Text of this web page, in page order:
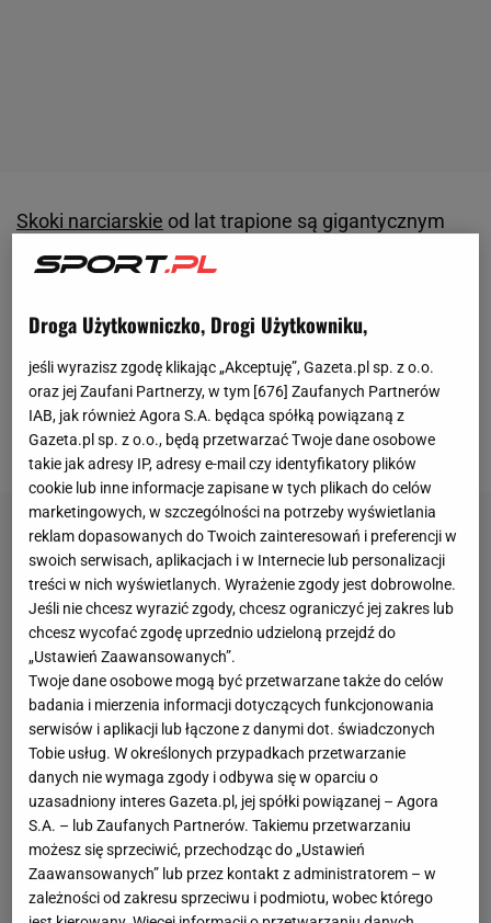
Skoki narciarskie od lat trapione są gigantycznym
problemem, jakim jest kurcząca się liczba
zaobserwować podczas kwalifikacji, których
rywalizacji liczy się też coraz mniej krajów, a słabsze
nacje nie są w stanie się przebić. Wygląda na to, że
jedna z nich w końcu powiedziała: "dość".
Droga Użytkowniczko, Drogi Użytkowniku,
jeśli wyrazisz zgodę klikając „Akceptuję”, Gazeta.pl sp. z o.o.
oraz jej Zaufani Partnerzy, w tym [676] Zaufanych Partnerów
IAB, jak również Agora S.A. będąca spółką powiązaną z
Gazeta.pl sp. z o.o., będą przetwarzać Twoje dane osobowe
takie jak adresy IP, adresy e-mail czy identyfikatory plików
cookie lub inne informacje zapisane w tych plikach do celów
marketingowych, w szczególności na potrzeby wyświetlania
reklam dopasowanych do Twoich zainteresowań i preferencji w
swoich serwisach, aplikacjach i w Internecie lub personalizacji
treści w nich wyświetlanych. Wyrażenie zgody jest dobrowolne.
Jeśli nie chcesz wyrazić zgody, chcesz ograniczyć jej zakres lub
chcesz wycofać zgodę uprzednio udzieloną przejdź do
„Ustawień Zaawansowanych”.
Twoje dane osobowe mogą być przetwarzane także do celów
badania i mierzenia informacji dotyczących funkcjonowania
serwisów i aplikacji lub łączone z danymi dot. świadczonych
Tobie usług. W określonych przypadkach przetwarzanie
danych nie wymaga zgody i odbywa się w oparciu o
uzasadniony interes Gazeta.pl, jej spółki powiązanej – Agora
S.A. – lub Zaufanych Partnerów. Takiemu przetwarzaniu
możesz się sprzeciwić, przechodząc do „Ustawień
Zaawansowanych” lub przez kontakt z administratorem – w
zależności od zakresu sprzeciwu i podmiotu, wobec którego